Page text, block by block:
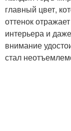
главный цвет,
оттенок
интерьера и
внимание
стал